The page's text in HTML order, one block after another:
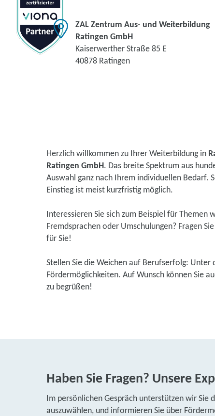
ZAL Zentrum Aus- und Weiterbildung
Ratingen GmbH
Kaiserwerther Straße 85 E
40878 Ratingen
Herzlich willkommen zu Ihrer Weiterbildung in
Ratingen GmbH. Das breite Spektrum aus
Auswahl ganz nach Ihrem individuellen Bedarf.
Einstieg ist meist kurzfristig möglich.
Interessieren Sie sich zum Beispiel für
Fremdsprachen oder Umschulungen? Fragen
für Sie!
Stellen Sie die Weichen auf Berufserfolg: Unter
Fördermöglichkeiten. Auf Wunsch können Sie
zu begrüßen!
Haben Sie Fragen? Unsere
Im persönlichen Gespräch unterstützen wir Sie
auszuwählen, und informieren Sie über